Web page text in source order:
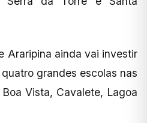
Araripina ainda vai investir
grandes escolas nas
Vista, Cavalete, Lagoa